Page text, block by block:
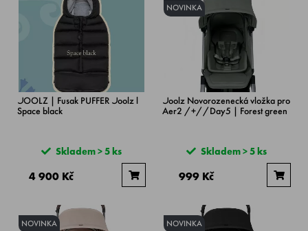
JOOLZ | Fusak PUFFER Joolz l
Space black
Skladem > 5 ks
4 900 Kč
NOVINKA
Joolz Novorozenecká vložka pro
Aer2 /+//Day5 | Forest green
Skladem > 5 ks
999 Kč
NOVINKA NOVINKA